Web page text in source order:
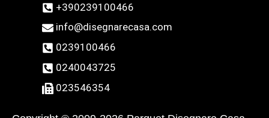
+390239100466
info@disegnarecasa.com
0239100466
0240043725
023546354